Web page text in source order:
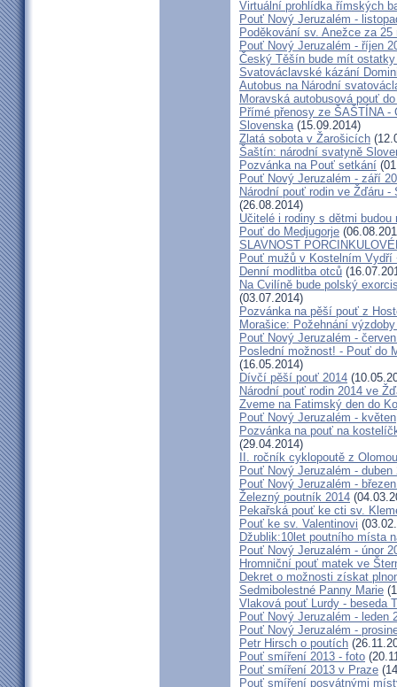
Virtuální prohlídka římských
Pouť Nový Jeruzalém -
Poděkování sv. Anežce za 25
Pouť Nový Jeruzalém - říjen
Český Těšín bude mít
Svatováclavské kázání
Autobus na Národní
Moravská autobusová pouť
Přímé přenosy ze ŠAŠTÍNA -
Slovenska(15.09.2014)
Zlatá sobota v Žarošicích
Šaštín: národní svatyně
Pozvánka na Pouť setkání
Pouť Nový Jeruzalém - září
Národní pouť rodin ve Žďáru
(26.08.2014)
Učitelé i rodiny s dětmi
Pouť do Medjugorje
SLAVNOST
Pouť mužů v Kostelním Vydří
Denní modlitba otců
Na Cvilíně bude polský
(03.07.2014)
Pozvánka na pěší pouť z
Morašice: Požehnání
Pouť Nový Jeruzalém -
Poslední možnost! - Pouť do
(16.05.2014)
Dívčí pěší pouť 2014
Národní pouť rodin 2014 ve
Zveme na Fatimský den do
Pouť Nový Jeruzalém - květen
Pozvánka na pouť na
(29.04.2014)
II. ročník cyklopoutě z
Pouť Nový Jeruzalém - duben
Pouť Nový Jeruzalém -
Železný poutník 2014
Pekařská pouť ke cti sv.
Pouť ke sv. Valentinovi
Džublik:10let poutního místa
Pouť Nový Jeruzalém - únor
Hromniční pouť matek ve
Dekret o možnosti získat
Sedmibolestné Panny Marie
Vlaková pouť Lurdy - beseda
Pouť Nový Jeruzalém - leden
Pouť Nový Jeruzalém -
Petr Hirsch o poutích
Pouť smíření 2013 - foto
Pouť smíření 2013 v Praze
Pouť smíření posvátnými